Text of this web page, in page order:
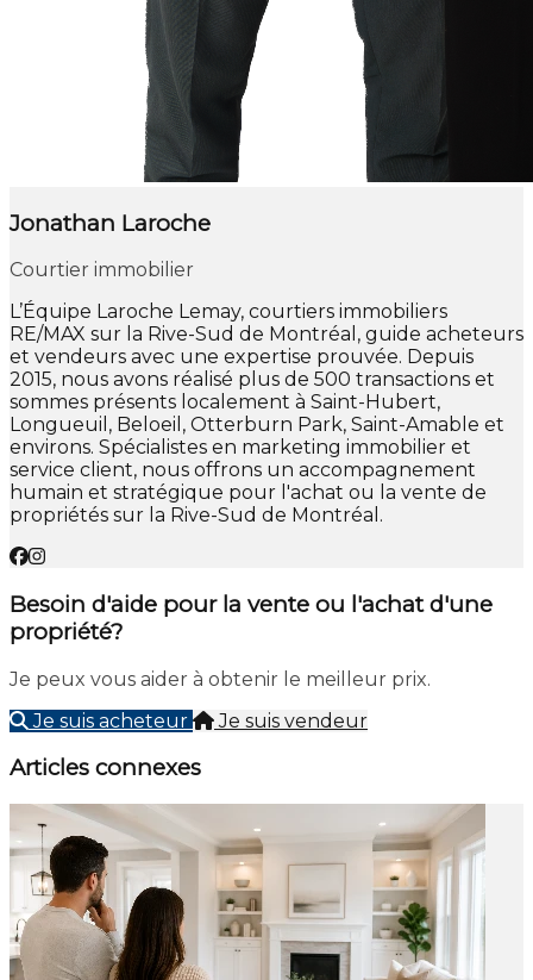
Jonathan Laroche
Courtier immobilier
L’Équipe Laroche Lemay, courtiers immobiliers
RE/MAX sur la Rive-Sud de Montréal, guide acheteurs
et vendeurs avec une expertise prouvée. Depuis
2015, nous avons réalisé plus de 500 transactions et
sommes présents localement à Saint-Hubert,
Longueuil, Beloeil, Otterburn Park, Saint-Amable et
environs. Spécialistes en marketing immobilier et
service client, nous offrons un accompagnement
humain et stratégique pour l'achat ou la vente de
propriétés sur la Rive-Sud de Montréal.
Besoin d'aide pour la vente ou l'achat d'une
propriété?
Je peux vous aider à obtenir le meilleur prix.
Je suis acheteur
Je suis vendeur
Articles connexes